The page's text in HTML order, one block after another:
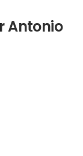
Antonio